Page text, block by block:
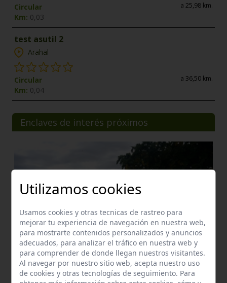
Circular
Km: 0,03
a 25,98 km.
test asutil 2
Arahal
Circular
Km: 0,04
a 36,50 km.
Enclaves de interés próximos
Utilizamos cookies
Usamos cookies y otras tecnicas de rastreo para
mejorar tu experiencia de navegación en nuestra web,
para mostrarte contenidos personalizados y anuncios
adecuados, para analizar el tráfico en nuestra web y
para comprender de donde llegan nuestros visitantes.
Al navegar por nuestro sitio web, acepta nuestro uso
de cookies y otras tecnologías de seguimiento. Para